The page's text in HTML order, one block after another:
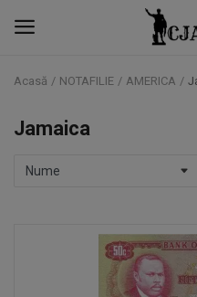
Acasă NOTAFILIE AMERICA
Jamaica